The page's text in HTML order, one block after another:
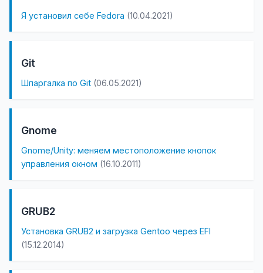
Я установил себе Fedora (10.04.2021)
Git
Шпаргалка по Git (06.05.2021)
Gnome
Gnome/Unity: меняем местоположение кнопок
управления окном (16.10.2011)
GRUB2
Установка GRUB2 и загрузка Gentoo через EFI
(15.12.2014)